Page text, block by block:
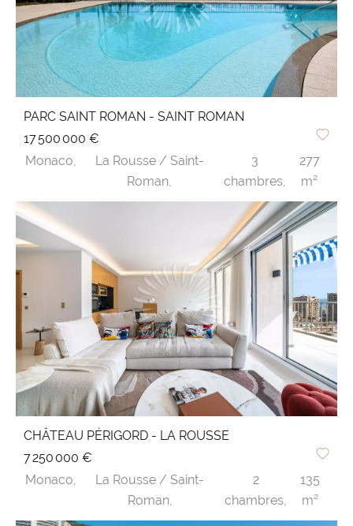
PARC SAINT ROMAN - SAINT ROMAN
17 500 000 €
Monaco,
La Rousse / Saint-
Roman,
3
chambres,
277
m²
CHÂTEAU PÉRIGORD - LA ROUSSE
7 250 000 €
Monaco,
La Rousse / Saint-
Roman,
2
chambres,
135
m²